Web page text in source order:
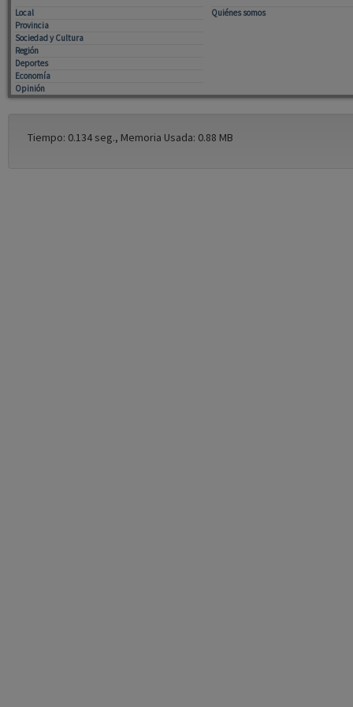
Local
Provincia
Sociedad y Cultura
Región
Deportes
Economía
Opinión
Quiénes somos
Tiempo: 0.134 seg., Memoria Usada: 0.88 MB